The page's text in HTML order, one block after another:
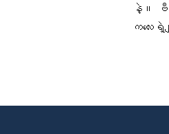
နဲ့။ ဗီ
ကလေး